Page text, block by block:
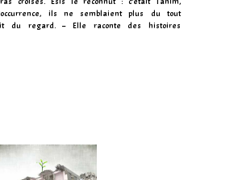
ils ne semblaient plus du tout
regard. – Elle raconte des histoires